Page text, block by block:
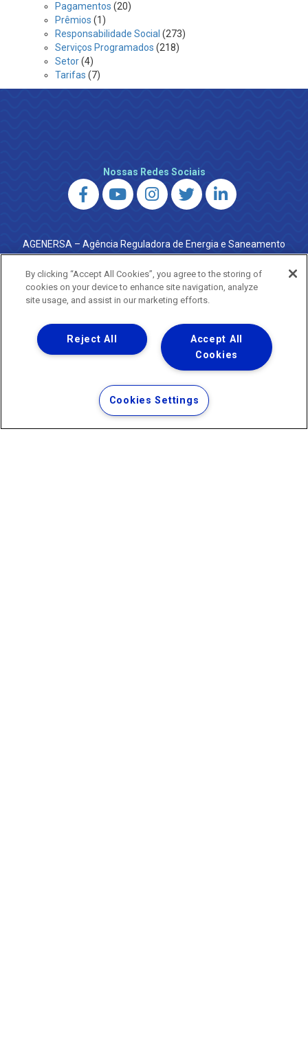
Pagamentos (20)
Prêmios (1)
Responsabilidade Social (273)
Serviços Programados (218)
Setor(4)
Tarifas (7)
Nossas Redes Sociais
AGENERSA – Agência Reguladora de Energia e Saneamento
do Estado do Rio de Janeiro
0800 024 9040 · (21) 2332-6457 (WhatsApp) ·
ouvidoria@agenersa.rj.gov.br/ouvidoria.agenersa@gmail.com
·http://www.agenersa.rj.gov.br
Uma empresa
Copyright ® 2026 - Todos os Direitos Reservados.
Termos Gerais de Uso de Sites e Aplicativos
Política de Privacidade e Proteção de Dados
By clicking “Accept All Cookies”, you agree to the storing of
cookies on your device to enhance site navigation, analyze
site usage, and assist in our marketing efforts.
Accept All
Cookies
Reject All
Cookies Settings